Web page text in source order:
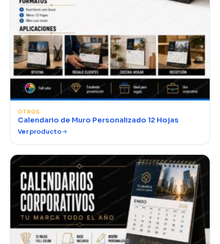
OTROS
Calendario de Muro Personalizado 12 Hojas
Ver producto